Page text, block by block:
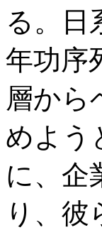
る。日
年功序
層から
めよう
に、企
り、